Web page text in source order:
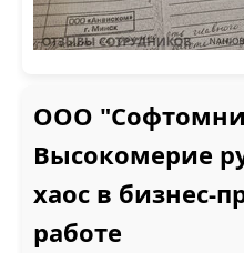
ООО
Высокомерие
хаос в бизнес-
работе